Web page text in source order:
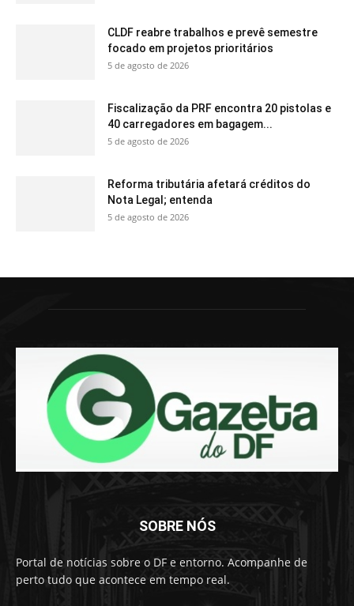
CLDF reabre trabalhos e prevê semestre
focado em projetos prioritários
5 de agosto de 2026
Fiscalização da PRF encontra 20 pistolas e
40 carregadores em bagagem...
5 de agosto de 2026
Reforma tributária afetará créditos do
Nota Legal; entenda
5 de agosto de 2026
SOBRE NÓS
Portal de notícias sobre o DF e entorno. Acompanhe de
perto tudo que acontece em tempo real.